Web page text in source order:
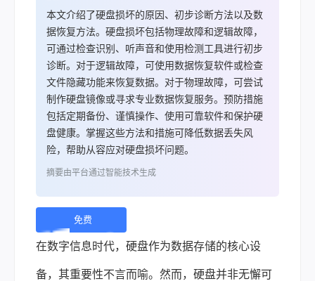
本文介绍了硬盘损坏的原因、初步诊断方法以及数
据恢复方法。硬盘损坏包括物理故障和逻辑故障，
可通过检查识别、听声音和使用检测工具进行初步
诊断。对于逻辑故障，可使用数据恢复软件或检查
文件隐藏功能来恢复数据。对于物理故障，可尝试
制作硬盘镜像或寻求专业数据恢复服务。预防措施
包括定期备份、谨慎操作、使用可靠软件和保护硬
盘健康。掌握这些方法和措施可降低数据丢失风
险，帮助从容应对硬盘损坏问题。
摘要由平台通过智能技术生成
免费
下
载 |
在数字信息时代，硬盘作为数据存储的核心设
备，其重要性不言而喻。然而，硬盘并非无懈可